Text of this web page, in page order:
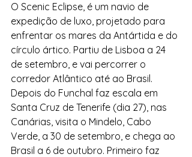
O Scenic Eclipse, é um navio de
expedição de luxo, projetado para
enfrentar os mares da Antártida e do
círculo ártico. Partiu de Lisboa a 24
de setembro, e vai percorrer o
corredor Atlântico até ao Brasil.
Depois do Funchal faz escala em
Santa Cruz de Tenerife (dia 27), nas
Canárias, visita o Mindelo, Cabo
Verde, a 30 de setembro, e chega ao
Brasil a 6 de outubro. Primeiro faz